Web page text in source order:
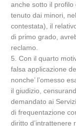
anche sotto il
tenuto dai minori,
contestata), il
di primo grado,
reclamo.
5. Con il quarto
falsa applicazione
nonche’ l’omesso
il giudizio,
demandato ai
di frequentazione
diritto d’intrattenere